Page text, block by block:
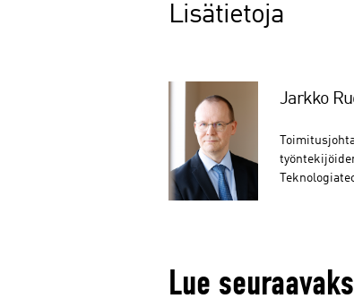
Lisätietoja
Jarkko
Lue